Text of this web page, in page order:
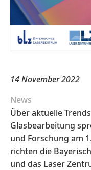
14 November 2022
News
Über aktuelle
Glasbearbeitung
und Forschung am
richten die
und das Laser